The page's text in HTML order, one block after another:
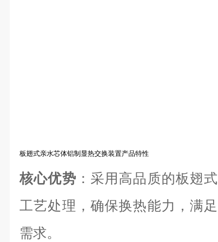
板翅式亲水芯体铝制显热交换装置产品特性
核心优势 ：采用高品质的板翅
工艺处理，确保换热能力，满
需求。